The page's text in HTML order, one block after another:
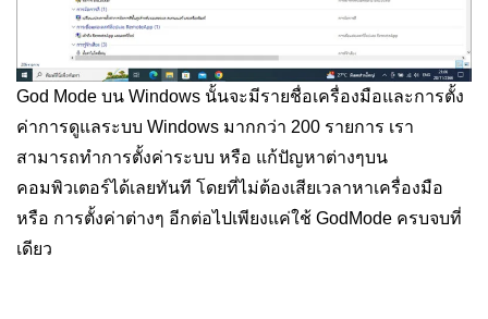
God Mode บน Windows นั้นจะมีรายชื่อเครื่องมือและการตั้ง
ค่าการดูแลระบบ Windows มากกว่า 200 รายการ เรา
สามารถทำการตั้งค่าระบบ หรือ แก้ปัญหาต่างๆบน
คอมพิวเตอร์ได้เลยทันที โดยที่ไม่ต้องเสียเวลาหาเครื่องมือ
หรือ การตั้งค่าต่างๆ อีกต่อไปเพียงแค่ใช้ GodMode ครบจบที่
เดียว